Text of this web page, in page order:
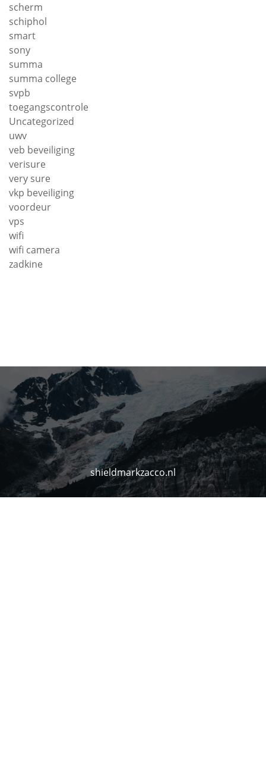
scherm
schiphol
smart
sony
summa
summa college
svpb
toegangscontrole
Uncategorized
uwv
veb beveiliging
verisure
very sure
vkp beveiliging
voordeur
vps
wifi
wifi camera
zadkine
shieldmarkzacco.nl